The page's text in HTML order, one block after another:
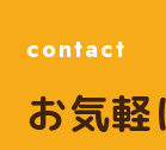
contact
お気軽